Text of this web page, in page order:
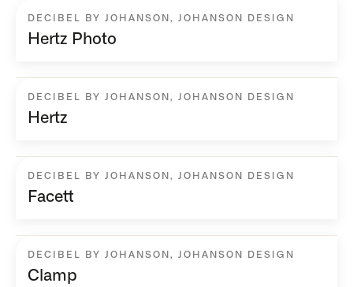
DECIBEL BY JOHANSON , JOHANSON DESIGN
Hertz Photo
DECIBEL BY JOHANSON , JOHANSON DESIGN
Hertz
DECIBEL BY JOHANSON , JOHANSON DESIGN
Facett
DECIBEL BY JOHANSON , JOHANSON DESIGN
Clamp